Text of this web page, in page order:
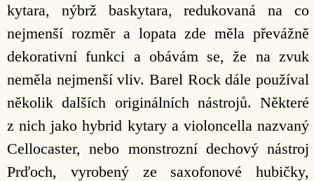
kytara, nýbrž baskytara, redukovaná na co
nejmenší rozměr a lopata zde měla převážně
dekorativní funkci a obávám se, že na zvuk
neměla nejmenší vliv. Barel Rock dále používal
několik dalších originálních nástrojů. Některé
z nich jako hybrid kytary a violoncella nazvaný
Cellocaster, nebo monstrozní dechový nástroj
Prďoch, vyrobený ze saxofonové hubičky,